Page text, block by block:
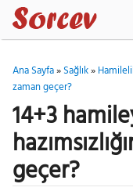
Ana Sayfa»Sağlık»
zaman geçer?
14+3
geçer?